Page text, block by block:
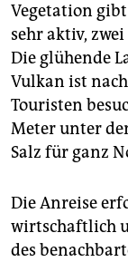
Vegetation gibt
sehr aktiv,
Die glühende
Vulkan ist
Touristen
Meter unter
Salz für ganz
Die Anreise
wirtschaftlich
des